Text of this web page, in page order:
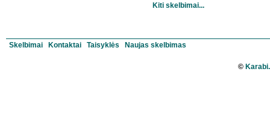
Kiti skelbimai...
Skelbimai Kontaktai Taisyklės Naujas skelbimas
©